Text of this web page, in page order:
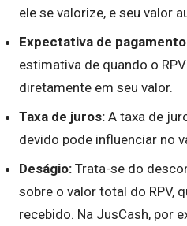
ele se valorize, e seu valor
Expectativa de
estimativa de quando o
diretamente em seu valor.
Taxa de juros: A taxa de
devido pode influenciar no
Deságio: Trata-se do
sobre o valor total do RPV,
recebido. Na JusCash, por